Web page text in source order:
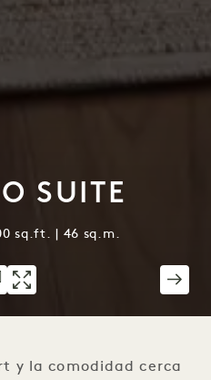
SUITE
sq.ft. | 46 sq.m.
y la comodidad cerca